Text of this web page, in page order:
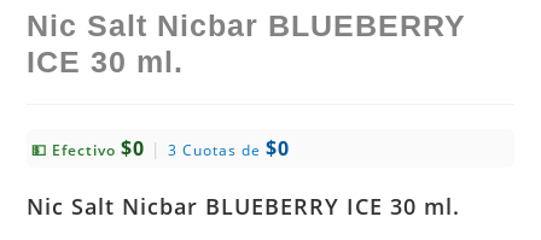
Nic Salt Nicbar BLUEBERRY
ICE 30 ml.
💵 Efectivo$0 | 3 Cuotas de$0
Nic Salt Nicbar BLUEBERRY ICE 30 ml.